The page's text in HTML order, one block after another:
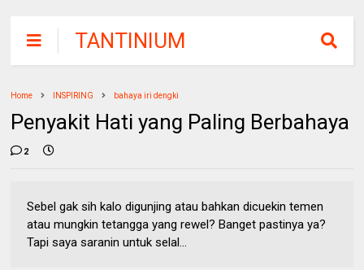
TANTINIUM
Home INSPIRING bahaya iri dengki
Penyakit Hati yang Paling Berbahaya
2
Sebel gak sih kalo digunjing atau bahkan dicuekin temen
atau mungkin tetangga yang rewel? Banget pastinya ya?
Tapi saya saranin untuk selal...